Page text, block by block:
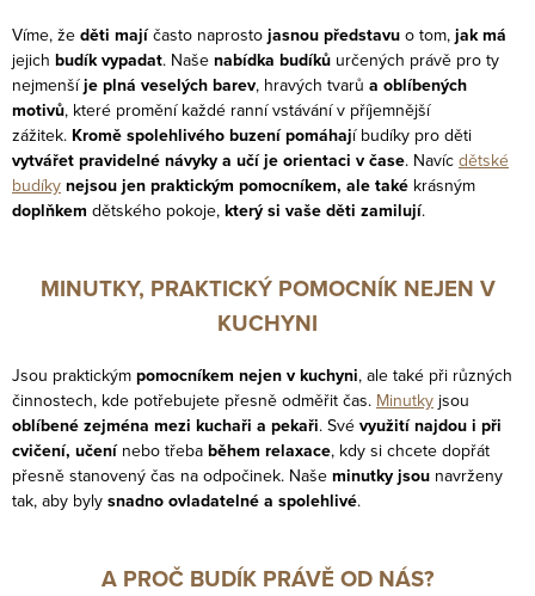
Víme, že děti majíčasto naprosto jasnou představu o tom, jak má
jejich budík vypadat. Naše nabídka budíků určených právě pro ty
nejmenšíje plná veselých barev, hravých tvarů a oblíbených
motivů, které promění každé ranní vstávání v příjemnější
zážitek. Kromě spolehlivého buzení pomáhají budíky pro děti
vytvářet pravidelné návyky a učí je orientaci v čase. Navíc dětské
budíky nejsou jen praktickým pomocníkem, ale také krásným
doplňkem dětského pokoje, který si vaše děti zamilují.
MINUTKY, PRAKTICKÝ POMOCNÍK NEJEN V
KUCHYNI
Jsou praktickým pomocníkem nejen v kuchyni, ale také při různých
činnostech, kde potřebujete přesně odměřit čas. Minutky jsou
oblíbené zejména mezi kuchaři a pekaři. Své využití najdou i při
cvičení, učení nebo třeba během relaxace, kdy si chcete dopřát
přesně stanovený čas na odpočinek. Naše minutky jsou navrženy
tak, aby byly snadno ovladatelné a spolehlivé.
A PROČ BUDÍK PRÁVĚ OD NÁS?